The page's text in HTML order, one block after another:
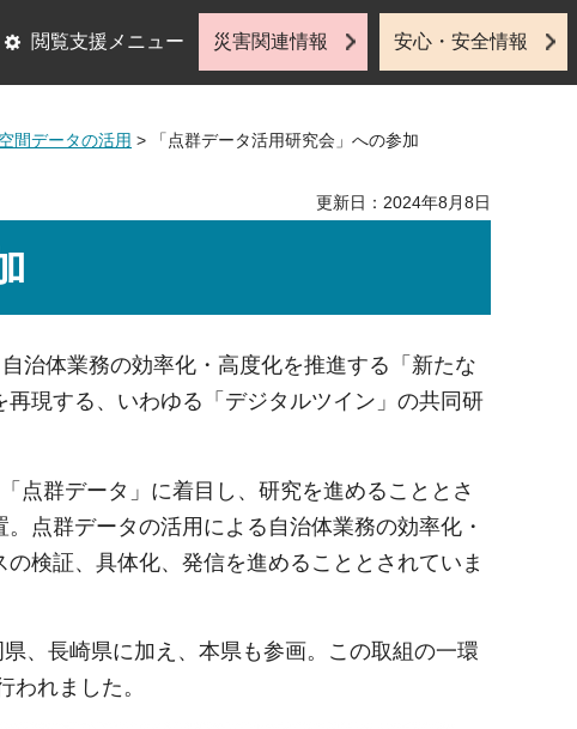
閲覧支援メニュー 災害関連情報 安心・安全情報
間データの活用 > 「点群データ活用研究会」への参加
更新日：2024年8月8日
治体業務の効率化・高度化を推進する「新たな
現する、いわゆる「デジタルツイン」の共同研
点群データ」に着目し、研究を進めることとさ
点群データの活用による自治体業務の効率化・
検証、具体化、発信を進めることとされていま
、長崎県に加え、本県も参画。この取組の一環
れました。